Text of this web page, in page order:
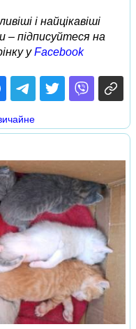
і найцікавіші
підписуйтеся на
уFacebook